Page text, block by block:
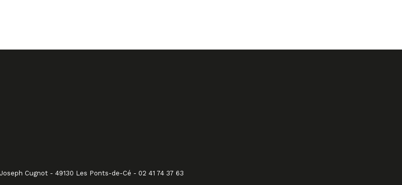
Cugnot - 49130 Les Ponts-de-Cé - 02 41 74 37 63